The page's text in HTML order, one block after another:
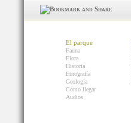
El parque
Fauna
Flora
Historia
Etnografía
Geología
Como llegar
Audios